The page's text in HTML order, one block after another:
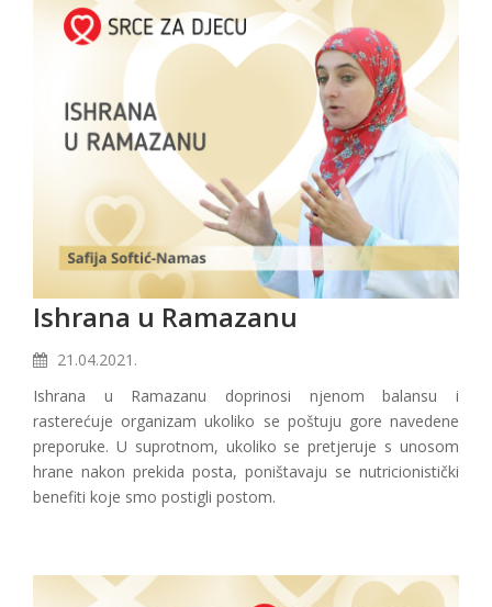
Ishrana u Ramazanu
21.04.2021.
Ishrana u Ramazanu doprinosi njenom balansu i
rasterećuje organizam ukoliko se poštuju gore navedene
preporuke. U suprotnom, ukoliko se pretjeruje s unosom
hrane nakon prekida posta, poništavaju se nutricionistički
benefiti koje smo postigli postom.